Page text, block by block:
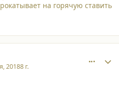
на горячую ставить
20188 г.